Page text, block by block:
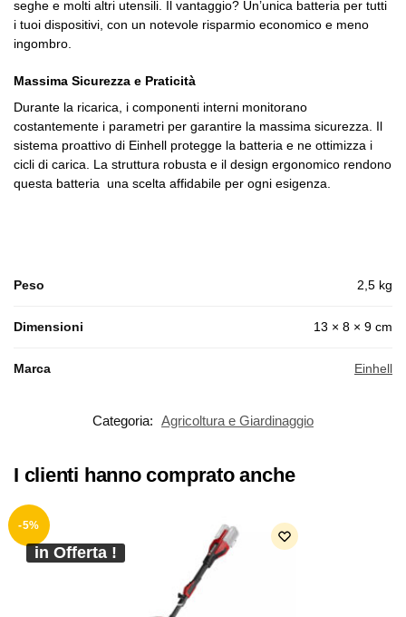
seghe e molti altri utensili. Il vantaggio? Un’unica batteria per tutti
i tuoi dispositivi, con un notevole risparmio economico e meno
ingombro.
Massima Sicurezza e Praticità
Durante la ricarica, i componenti interni monitorano
costantemente i parametri per garantire la massima sicurezza. Il
sistema proattivo di Einhell protegge la batteria e ne ottimizza i
cicli di carica. La struttura robusta e il design ergonomico rendono
questa batteria una scelta affidabile per ogni esigenza.
Peso 2,5 kg
Dimensioni 13 × 8 × 9 cm
Marca Einhell
Categoria: Agricoltura e Giardinaggio
I clienti hanno comprato anche
-5%
in Offerta !